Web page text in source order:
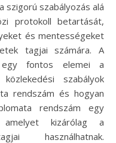
szigorú szabályozás alá
protokoll betartását,
és mentességeket
tagjai számára. A
egy fontos elemei a
szabályok
rendszám és hogyan
rendszám egy
amelyet kizárólag a
használhatnak.